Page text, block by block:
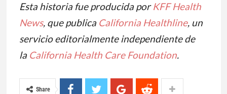
Esta historia fue producida porKFF Health
News, que publica California Healthline, un
servicio editorialmente independiente de
la California Health Care Foundation.
Share